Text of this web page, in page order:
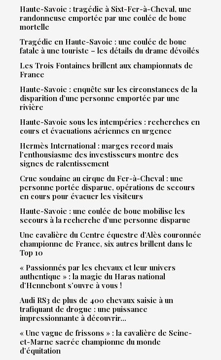
Haute-Savoie : tragédie à Sixt-Fer-à-Cheval, une
randonneuse emportée par une coulée de boue
mortelle
Tragédie en Haute-Savoie : une coulée de boue
fatale à une touriste – les détails du drame dévoilés
Les Trois Fontaines brillent aux championnats de
France
Haute-Savoie : enquête sur les circonstances de la
disparition d’une personne emportée par une
rivière
Haute-Savoie sous les intempéries : recherches en
cours et évacuations aériennes en urgence
Hermès International : marges record mais
l’enthousiasme des investisseurs montre des
signes de ralentissement
Crue soudaine au cirque du Fer-à-Cheval : une
personne portée disparue, opérations de secours
en cours pour évacuer les visiteurs
Haute-Savoie : une coulée de boue mobilise les
secours à la recherche d’une personne disparue
Une cavalière du Centre équestre d’Alès couronnée
championne de France, six autres brillent dans le
Top 10
« Passionnés par les chevaux et leur univers
authentique » : la magie du Haras national
d’Hennebont s’ouvre à vous !
Audi RS3 de plus de 400 chevaux saisie à un
trafiquant de drogue : une puissance
impressionnante à découvrir…
« Une vague de frissons » : la cavalière de Seine-
et-Marne sacrée championne du monde
d’équitation